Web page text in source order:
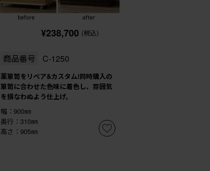
¥238,700 (税込)
商品番号 C-1250
薬箪笥をリぺア&カスタム!同時購入の
箪笥に合わせた色味に着色し、雰囲気
を損なわぬよう仕上げ。
幅：900㎜
奥行：310㎜
高さ：905㎜